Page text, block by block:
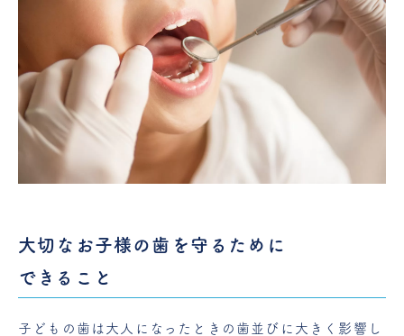
大切なお子様の歯を守るために
できること
子どもの歯は大人になったときの歯並びに大きく影響し